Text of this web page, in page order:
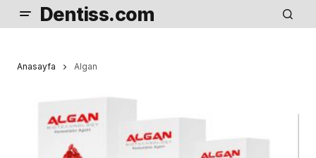
Dentiss.com
Anasayfa Algan